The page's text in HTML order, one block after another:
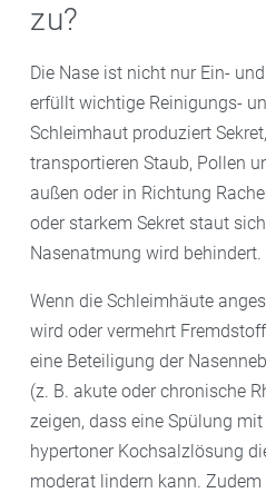
zu?
Die Nase ist nicht nur Ein-
erfüllt wichtige Reinigungs-
Schleimhaut produziert
transportieren Staub, Pollen
außen oder in Richtung
oder starkem Sekret staut
Nasenatmung wird behindert.
Wenn die Schleimhäute
wird oder vermehrt
eine Beteiligung der
(z. B. akute oder chronische
zeigen, dass eine Spülung
hypertoner Kochsalzlösung
moderat lindern kann.